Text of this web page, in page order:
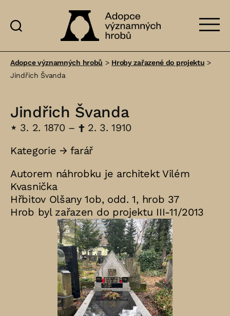
významných
Adopce významných hrobů > Hroby zařazené do projektu >
Jindřich Švanda
Jindřich Švanda
⋆ 3. 2. 1870 – †2. 3. 1910
Kategorie →farář
Autorem náhrobku je architekt Vilém
Kvasnička
Hřbitov Olšany 1ob, odd. 1, hrob 37
Hrob byl zařazen do projektu III-11/2013